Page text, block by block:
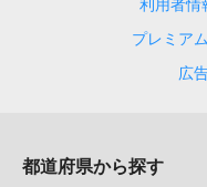
利用者情
プレミア
広
都道府県から探す